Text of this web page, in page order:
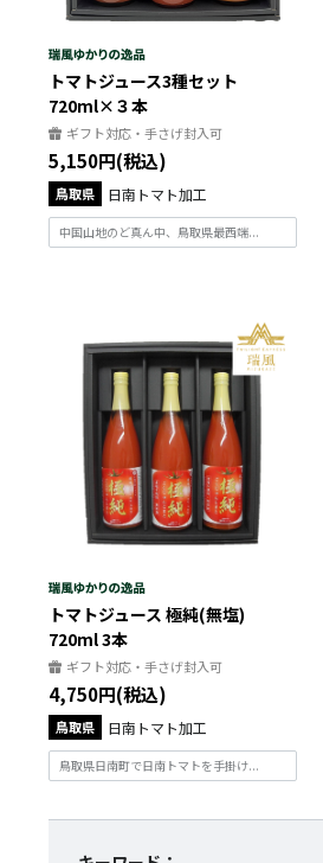
トマトジュース3種セット
720ml×３本
ギフト対応・手さげ封入可
5,150円(税込)
鳥取県 日南トマト加工
中国山地のど真ん中、鳥取県最西端...
トマトジュース 極純(無塩)
720ml 3本
ギフト対応・手さげ封入可
4,750円(税込)
鳥取県 日南トマト加工
鳥取県日南町で日南トマトを手掛け...